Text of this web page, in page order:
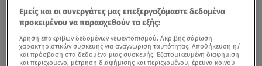
ιό.
Γιώργος Σαμπάνης: Μιλά πρώτη φορά για την
Εμείς και οι συνεργάτες μας επεξεργαζόμαστε δεδομένα
προκειμένου να παρασχεθούν τα εξής:
Χρήση επακριβών δεδομένων γεωεντοπισμού. Ακριβής σάρωση
χαρακτηριστικών συσκευής για αναγνώριση ταυτότητας. Αποθήκευση ή/
και πρόσβαση στα δεδομένα μιας συσκευής. Εξατομικευμένη διαφήμιση
και περιεχόμενο, μέτρηση διαφήμισης και περιεχομένου, έρευνα κοινού